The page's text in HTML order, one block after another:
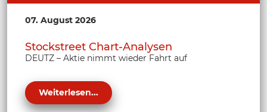
07. August 2026
Stockstreet Chart-Analysen
DEUTZ – Aktie nimmt wieder Fahrt auf
Weiterlesen...